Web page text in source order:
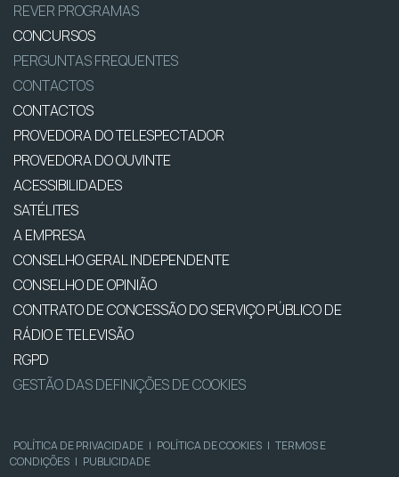
REVER PROGRAMAS
CONCURSOS
PERGUNTAS FREQUENTES
CONTACTOS
CONTACTOS
PROVEDORA DO TELESPECTADOR
PROVEDORA DO OUVINTE
ACESSIBILIDADES
SATÉLITES
A EMPRESA
CONSELHO GERAL INDEPENDENTE
CONSELHO DE OPINIÃO
CONTRATO DE CONCESSÃO DO SERVIÇO PÚBLICO DE
RÁDIO E TELEVISÃO
RGPD
GESTÃO DAS DEFINIÇÕES DE COOKIES
POLÍTICA DE PRIVACIDADE | POLÍTICA DE COOKIES | TERMOS E
CONDIÇÕES | PUBLICIDADE